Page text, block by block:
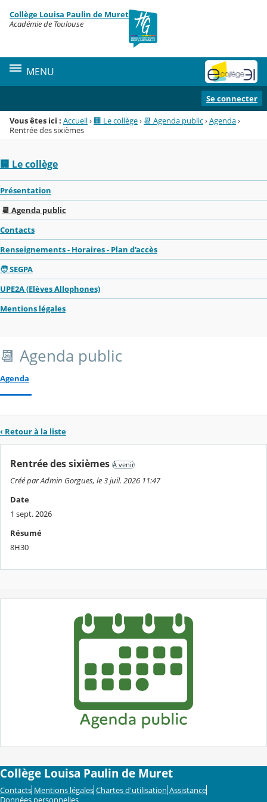
Menu de la rubrique
Contenu
Collège Louisa Paulin de Muret
Académie de Toulouse
MENU
Se connecter
Vous êtes ici : Accueil›🏢 Le collège› 📆 Agenda public›Agenda›
Rentrée des sixièmes
🏢 Le collège
Présentation
📆 Agenda public
Contacts
Renseignements - Horaires - Plan d'accès
🧑 SEGPA
UPE2A (Elèves Allophones)
Mentions légales
📆 Agenda public
Agenda
‹ Retour à la liste
Rentrée des sixièmes À venir
Créé par Admin Gorgues, le 3 juil. 2026 11:47
Date
1 sept. 2026
Résumé
8H30
Collège Louisa Paulin de Muret
Contacts Mentions légales Chartes d'utilisation Assistance